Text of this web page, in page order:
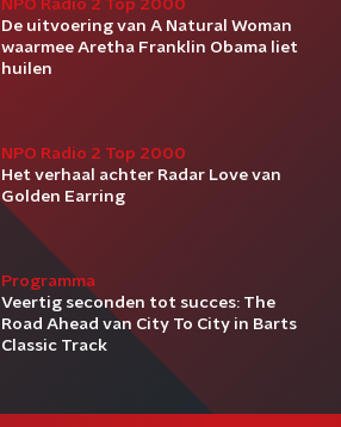
NPO Radio 2 Top 2000
De uitvoering van A Natural Woman
waarmee Aretha Franklin Obama liet
huilen
NPO Radio 2 Top 2000
Het verhaal achter Radar Love van
Golden Earring
Programma
Veertig seconden tot succes: The
Road Ahead van City To City in Barts
Classic Track